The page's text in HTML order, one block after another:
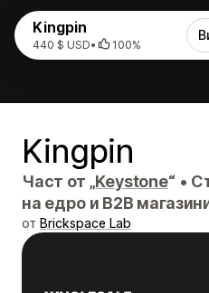
Kingpin
440 $ USD• 100%
Kingpin
Част от „Keystone“ •
на едро и B2B
от Brickspace Lab